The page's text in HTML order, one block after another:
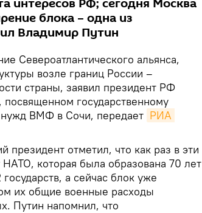
интересов РФ; сегодня Москва
блока – одна из
Владимир Путин
Североатлантического альянса,
возле границ России –
страны, заявил президент РФ
государственному
нужд ВМФ в Сочи, передает РИА
президент отметил, что как раз в эти
которая была образована 70 лет
а сейчас блок уже
их общие военные расходы
Путин напомнил, что